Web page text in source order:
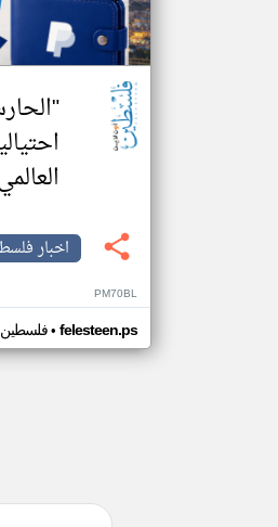
اخبار
PM70BL
فلسطين• felesteen.ps